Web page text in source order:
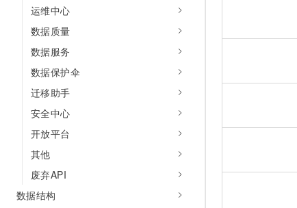
运维中心
数据质量
数据服务
数据保护伞
迁移助手
安全中心
开放平台
其他
废弃API
数据结构